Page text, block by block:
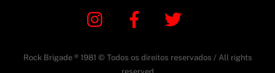
Instagram Facebook
Rock Brigade ® 1981 © Todos os direitos reservados / All rights